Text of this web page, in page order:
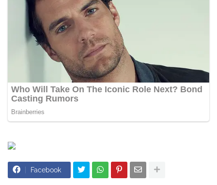
Facebook